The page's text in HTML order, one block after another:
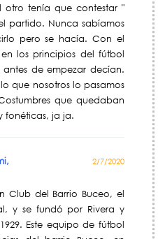
tenía que contestar "
partido. Nunca sabíamos
pero se hacía. Con el
los principios del fútbol
antes de empezar decían.
que nosotros lo pasamos
que quedaban
fonéticas, ja ja.
2/7/2020
Club del Barrio Buceo, el
y se fundó por Rivera y
Este equipo de fútbol